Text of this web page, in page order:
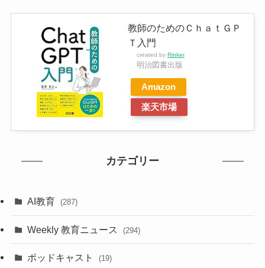
教師のためのＣｈａｔＧＰ
Ｔ入門
created by Rinker
明治図書出版
Amazon
楽天市場
カテゴリー
AI教育 (287)
Weekly 教育ニュース (294)
ポッドキャスト (19)